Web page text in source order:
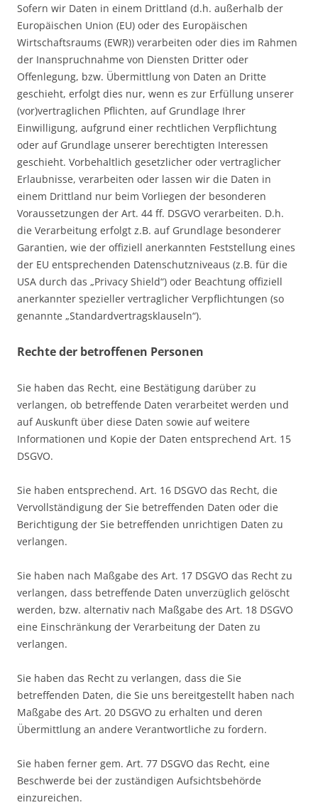
Sofern wir Daten in einem Drittland (d.h. außerhalb der
Europäischen Union (EU) oder des Europäischen
Wirtschaftsraums (EWR)) verarbeiten oder dies im Rahmen
der Inanspruchnahme von Diensten Dritter oder
Offenlegung, bzw. Übermittlung von Daten an Dritte
geschieht, erfolgt dies nur, wenn es zur Erfüllung unserer
(vor)vertraglichen Pflichten, auf Grundlage Ihrer
Einwilligung, aufgrund einer rechtlichen Verpflichtung
oder auf Grundlage unserer berechtigten Interessen
geschieht. Vorbehaltlich gesetzlicher oder vertraglicher
Erlaubnisse, verarbeiten oder lassen wir die Daten in
einem Drittland nur beim Vorliegen der besonderen
Voraussetzungen der Art. 44 ff. DSGVO verarbeiten. D.h.
die Verarbeitung erfolgt z.B. auf Grundlage besonderer
Garantien, wie der offiziell anerkannten Feststellung eines
der EU entsprechenden Datenschutzniveaus (z.B. für die
USA durch das „Privacy Shield“) oder Beachtung offiziell
anerkannter spezieller vertraglicher Verpflichtungen (so
genannte „Standardvertragsklauseln“).
Rechte der betroffenen Personen
Sie haben das Recht, eine Bestätigung darüber zu
verlangen, ob betreffende Daten verarbeitet werden und
auf Auskunft über diese Daten sowie auf weitere
Informationen und Kopie der Daten entsprechend Art. 15
DSGVO.
Sie haben entsprechend. Art. 16 DSGVO das Recht, die
Vervollständigung der Sie betreffenden Daten oder die
Berichtigung der Sie betreffenden unrichtigen Daten zu
verlangen.
Sie haben nach Maßgabe des Art. 17 DSGVO das Recht zu
verlangen, dass betreffende Daten unverzüglich gelöscht
werden, bzw. alternativ nach Maßgabe des Art. 18 DSGVO
eine Einschränkung der Verarbeitung der Daten zu
verlangen.
Sie haben das Recht zu verlangen, dass die Sie
betreffenden Daten, die Sie uns bereitgestellt haben nach
Maßgabe des Art. 20 DSGVO zu erhalten und deren
Übermittlung an andere Verantwortliche zu fordern.
Sie haben ferner gem. Art. 77 DSGVO das Recht, eine
Beschwerde bei der zuständigen Aufsichtsbehörde
einzureichen.